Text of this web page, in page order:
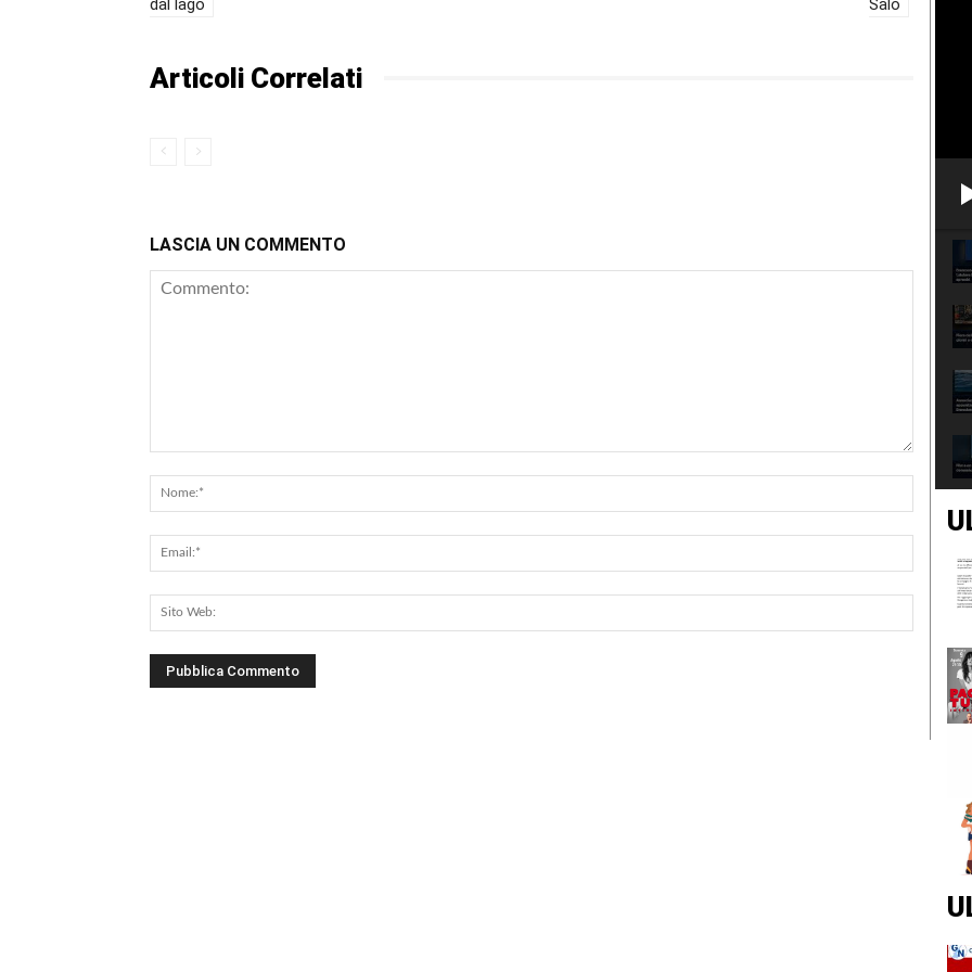
dal lago
Salò
Articoli Correlati
LASCIA UN COMMENTO